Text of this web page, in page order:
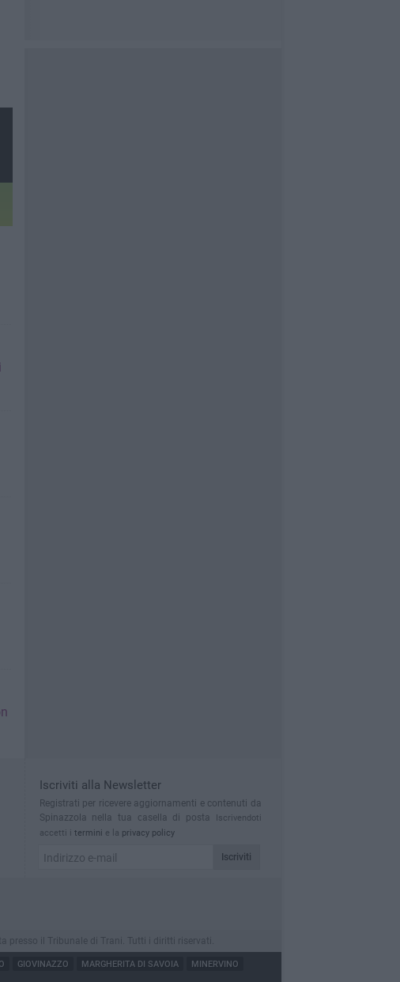
Iscriviti alla Newsletter
Registrati per ricevere aggiornamenti e contenuti da
Spinazzola nella tua casella di posta
Iscrivendoti
accetti i termini e la privacy policy
Iscriviti
presso il Tribunale di Trani. Tutti i diritti riservati.
GIOVINAZZO MARGHERITA DI SAVOIA
MINERVINO